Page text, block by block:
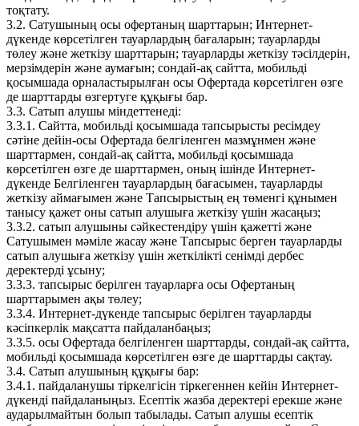
тоқтату.
3.2. Сатушының осы офертаның шарттарын; Интернет-
дүкенде көрсетілген тауарлардың бағаларын; тауарларды
төлеу және жеткізу шарттарын; тауарларды жеткізу тәсілдерін,
мерзімдерін және аумағын; сондай-ақ сайтта, мобильді
қосымшада орналастырылған осы Офертада көрсетілген өзге
де шарттарды өзгертуге құқығы бар.
3.3. Сатып алушы міндеттенеді:
3.3.1. Сайтта, мобильді қосымшада тапсырысты ресімдеу
сәтіне дейін-осы Офертада белгіленген мазмұнмен және
шарттармен, сондай-ақ сайтта, мобильді қосымшада
көрсетілген өзге де шарттармен, оның ішінде Интернет-
дүкенде Белгіленген тауарлардың бағасымен, тауарларды
жеткізу аймағымен және Тапсырыстың ең төменгі құнымен
танысу қажет оны сатып алушыға жеткізу үшін жасаңыз;
3.3.2. сатып алушыны сәйкестендіру үшін қажетті және
Сатушымен мәміле жасау және Тапсырыс берген тауарларды
сатып алушыға жеткізу үшін жеткілікті сенімді дербес
деректерді ұсыну;
3.3.3. тапсырыс берілген тауарларға осы Офертаның
шарттарымен ақы төлеу;
3.3.4. Интернет-дүкенде тапсырыс берілген тауарларды
кәсіпкерлік мақсатта пайдаланбаңыз;
3.3.5. осы Офертада белгіленген шарттарды, сондай-ақ сайтта,
мобильді қосымшада көрсетілген өзге де шарттарды сақтау.
3.4. Сатып алушының құқығы бар:
3.4.1. пайдаланушы тіркелгісін тіркегеннен кейін Интернет-
дүкенді пайдаланыңыз. Есептік жазба деректері ерекше және
аударылмайтын болып табылады. Сатып алушы есептік